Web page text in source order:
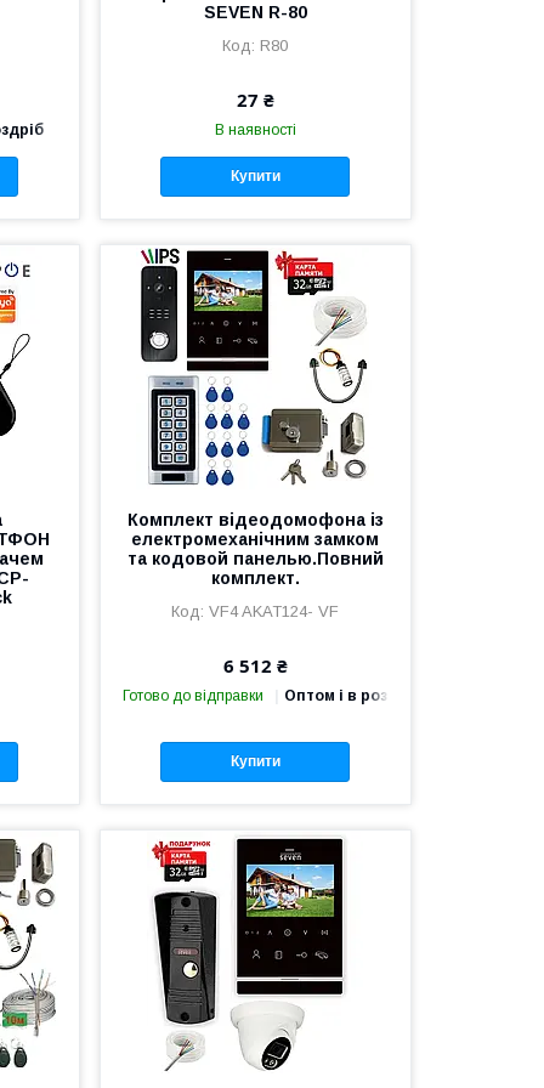
SEVEN R-80
R80
27 ₴
В наявності
Купити
Комплект відеодомофона із
електромеханічним замком
та кодовой панелью.Повний
комплект.
VF4 AKAT124- VF
6 512 ₴
Готово до відправки Оптом і в роздріб
Купити